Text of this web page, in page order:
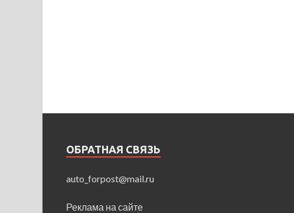
ОБРАТНАЯ СВЯЗЬ
auto_forpost@mail.ru
Реклама на сайте